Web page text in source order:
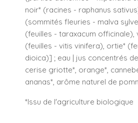
noir* (racines - raphanus
(sommités fleuries - malva
(feuilles - taraxacum officinale),
(feuilles - vitis vinifera), ortie*
dioica)] ; eau | jus concentrés
cerise griotte*, orange*,
ananas*, arôme naturel de
*Issu de l'agriculture biologique